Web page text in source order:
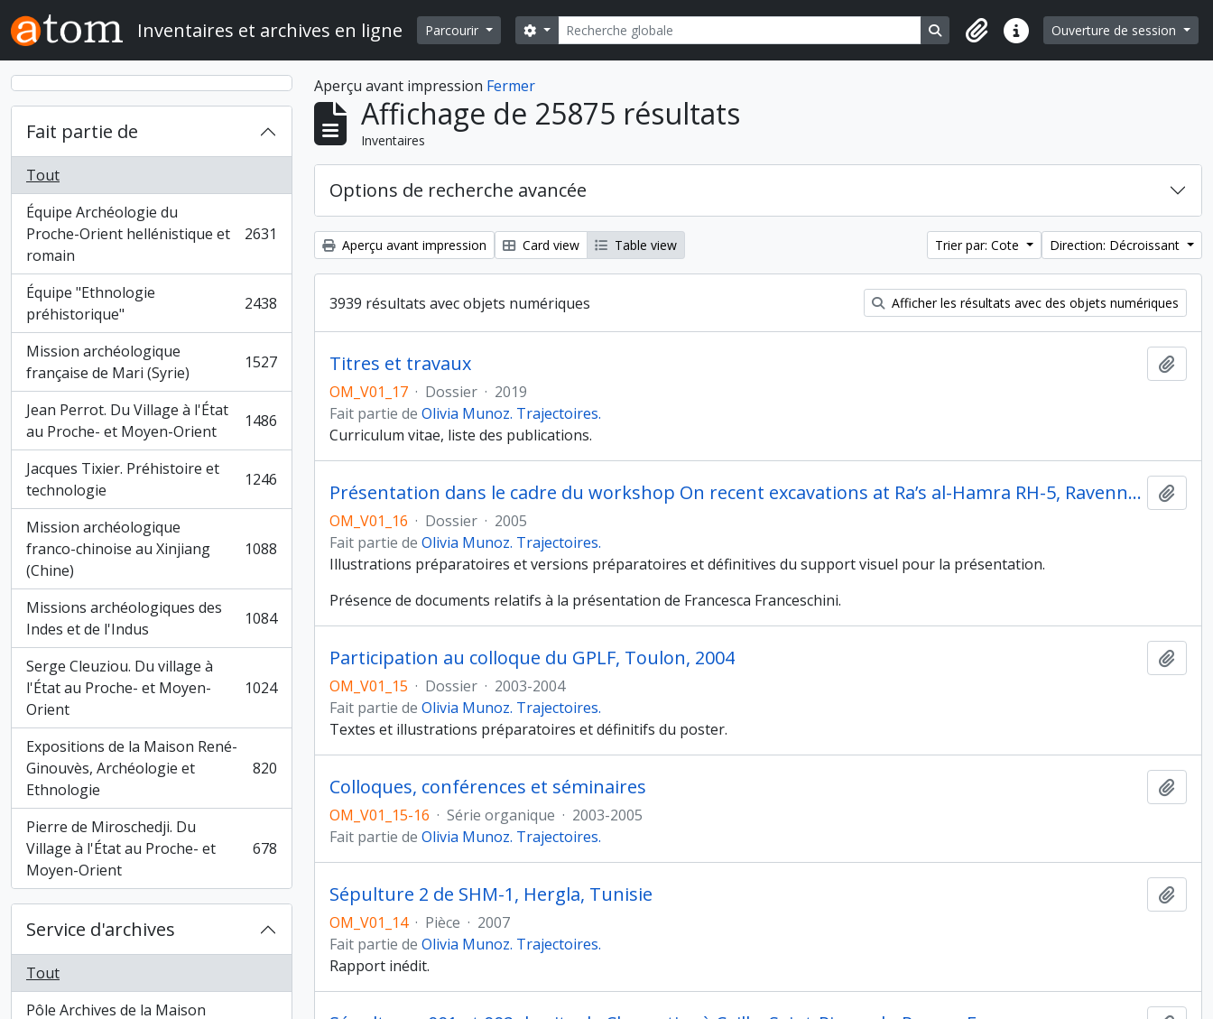
Skip to main content
Inventaires et archives en ligne Parcourir Rechercher
Search options Search in browse page
Liens rapidesOuverture de session
Fait partie de
Tout
Équipe Archéologie du
Proche-Orient hellénistique et
romain
, 2631 résultats 2631
Équipe "Ethnologie
préhistorique"
, 2438 résultats 2438
Mission archéologique
française de Mari (Syrie)
, 1527 résultats 1527
Jean Perrot. Du Village à l'État
au Proche- et Moyen-Orient
, 1486 résultats 1486
Jacques Tixier. Préhistoire et
technologie
, 1246 résultats 1246
Mission archéologique
franco-chinoise au Xinjiang
(Chine)
, 1088 résultats 1088
Missions archéologiques des
Indes et de l'Indus
, 1084 résultats 1084
Serge Cleuziou. Du village à
l'État au Proche- et Moyen-
Orient
, 1024 résultats 1024
Expositions de la Maison René-
Ginouvès, Archéologie et
Ethnologie
, 820 résultats 820
Pierre de Miroschedji. Du
Village à l'État au Proche- et
Moyen-Orient
, 678 résultats 678
Service d'archives
Tout
Pôle Archives de la Maison
Aperçu avant impression Fermer
Affichage de 25875 résultats
Inventaires
Options de recherche avancée
Aperçu avant impression Card view Table view Trier par: Cote Direction: Décroissant
3939 résultats avec objets numériques Afficher les résultats avec des objets numériques
Titres et travaux
OM_V01_17 · Dossier · 2019
Fait partie de Olivia Munoz. Trajectoires.
Curriculum vitae, liste des publications.
Présentation dans le cadre du workshop On recent excavations at Ra’s al-Hamra RH-5, Ravenne, 2005
OM_V01_16 · Dossier · 2005
Fait partie de Olivia Munoz. Trajectoires.
Illustrations préparatoires et versions préparatoires et définitives du support visuel pour la présentation.
Présence de documents relatifs à la présentation de Francesca Franceschini.
Participation au colloque du GPLF, Toulon, 2004
OM_V01_15 · Dossier · 2003-2004
Fait partie de Olivia Munoz. Trajectoires.
Textes et illustrations préparatoires et définitifs du poster.
Colloques, conférences et séminaires
OM_V01_15-16 · Série organique · 2003-2005
Fait partie de Olivia Munoz. Trajectoires.
Sépulture 2 de SHM-1, Hergla, Tunisie
OM_V01_14 · Pièce · 2007
Fait partie de Olivia Munoz. Trajectoires.
Rapport inédit.